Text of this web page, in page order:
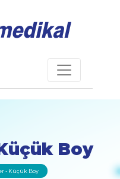
Boy
- Küçük Boy